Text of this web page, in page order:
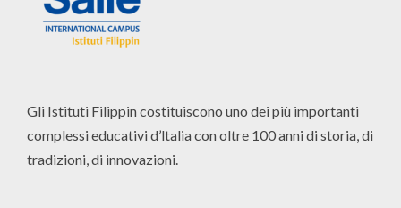
Gli Istituti Filippin costituiscono uno dei più importanti
complessi educativi d’ltalia con oltre 100 anni di storia, di
tradizioni, di innovazioni.